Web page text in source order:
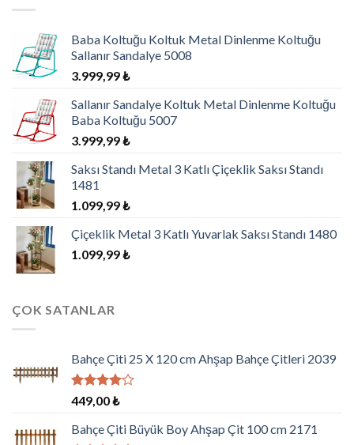
Baba Koltuğu Koltuk Metal Dinlenme Koltuğu
Sallanır Sandalye 5008
3.999,99₺
Sallanır Sandalye Koltuk Metal Dinlenme Koltuğu
Baba Koltuğu 5007
3.999,99₺
Saksı Standı Metal 3 Katlı Çiçeklik Saksı Standı
1481
1.099,99₺
Çiçeklik Metal 3 Katlı Yuvarlak Saksı Standı 1480
1.099,99₺
ÇOK SATANLAR
Bahçe Çiti 25 X 120 cm Ahşap Bahçe Çitleri 2039
5
üzerinden
4.00
oy
aldı
449,00₺
Bahçe Çiti Büyük Boy Ahşap Çit 100 cm 2171